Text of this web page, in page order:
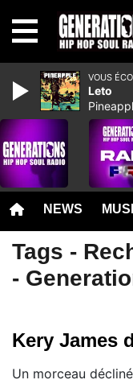
NEWS
Tags -
-
Kery James
Un morceau
VOUS
Leto